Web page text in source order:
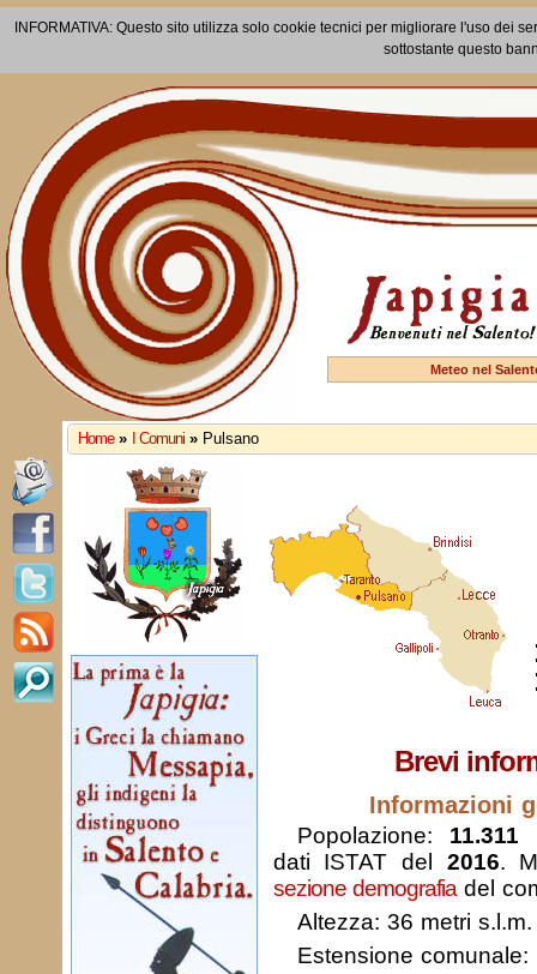
INFORMATIVA: Questo sito utilizza solo cookie tecnici per migliorare l'uso dei
sottostante questo
Meteo nel
Home » I Comuni » Pulsano
Brevi
Informazioni
Popolazione: 11.311
dati ISTAT del 2016.
sezione demografiadel
Altezza: 36 metri s.l.m.
Estensione comunale: